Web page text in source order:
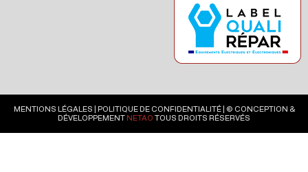
MENTIONS LÉGALES POLITIQUE DE CONFIDENTIALITÉ| © CONCEPTION &
DÉVELOPPEMENT NETAO TOUS DROITS RÉSERVÉS